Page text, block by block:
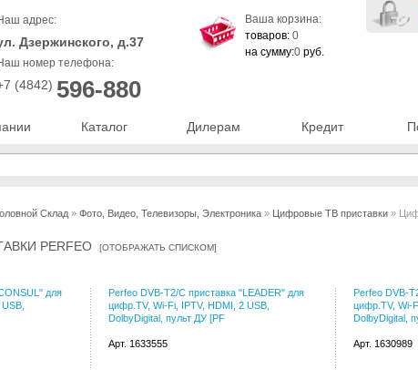
Каталог Дилерам Кредит
адрес:
Дзержинского, д.37
номер телефона:
(4842) 596-880
Ваша корзина:
товаров: 0
на сумму:0 руб.
Склад » Фото, Видео, Телевизоры, Электроника » Цифровые ТВ приставки »
PERFEO [ОТОБРАЖАТЬ СПИСКОМ]
для
Perfeo DVB-T2/C приставка "LEADER" для
цифр.TV, Wi-Fi, IPTV, HDMI, 2 USB,
DolbyDigital, пульт ДУ [PF
Арт. 1633555
Perfeo DVB-
цифр.TV, Wi-
DolbyDigital,
Арт. 1630989